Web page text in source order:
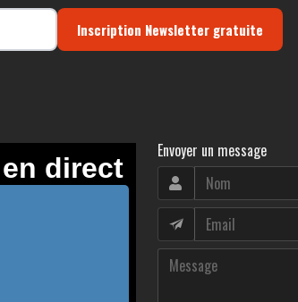
Inscription Newsletter gratuite
Envoyer un message